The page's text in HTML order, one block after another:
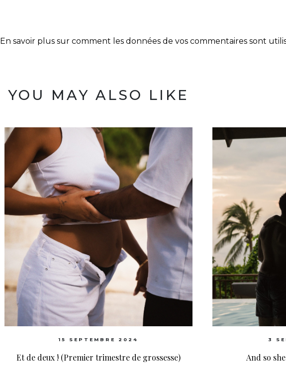
En savoir plus sur comment les données de vos commentaires sont
YOU MAY ALSO LIKE
15 SEPTEMBRE 2024
Et de deux ! (Premier trimestre de grossesse)
3
And so